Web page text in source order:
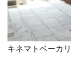
キネマトベーカ